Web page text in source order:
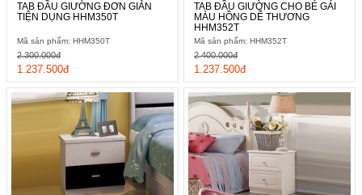
TAB ĐẦU GIƯỜNG ĐƠN GIẢN
TIỆN DỤNG HHM350T
Mã sản phẩm: HHM350T
1.237.500đ
2.300.000đ
TAB ĐẦU GIƯỜNG CHO BÉ GÁI
MÀU HỒNG DỄ THƯƠNG
HHM352T
Mã sản phẩm: HHM352T
1.237.500đ
2.400.000đ